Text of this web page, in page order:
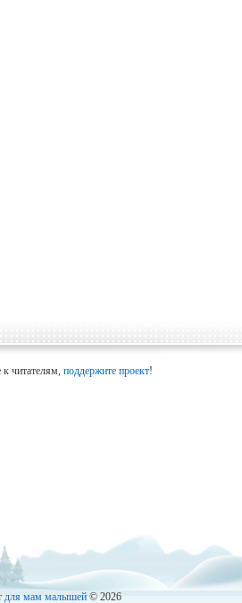
читателям, поддержите проект!
для мам малышей© 2026